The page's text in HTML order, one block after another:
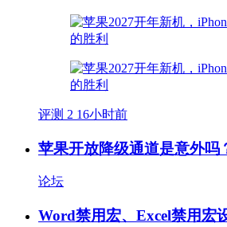
评测 2 16小时前
苹果开放降级通道是意外吗
论坛
Word禁用宏、Excel禁用宏